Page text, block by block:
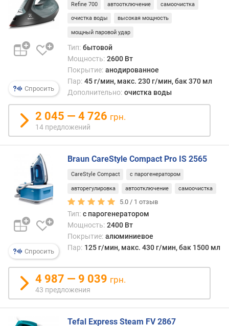
Спросить
Refine 700 автоотключение самоочистка
очистка воды высокая мощность
мощный паровой удар
Тип: бытовой
Мощность: 2600 Вт
Покрытие: анодированное
Пар: 45 г/мин, макс. 230 г/мин, бак 370 мл
Дополнительно: очистка воды
2 045 — 4 726 грн.
14 предложений
Спросить
Braun CareStyle Compact Pro IS 2565
CareStyle Compact с парогенератором
авторегулировка автоотключение самоочистка
5.0 / 1 отзыв
Тип: с парогенератором
Мощность: 2400 Вт
Покрытие: алюминиевое
Пар: 125 г/мин, макс. 430 г/мин, бак 1500 мл
4 987 — 9 039 грн.
43 предложения
Tefal Express Steam FV 2867